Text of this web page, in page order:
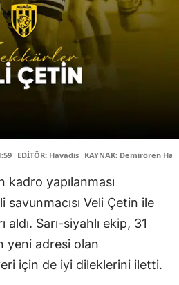
EDİTÖR: Havadis KAYNAK: Demirören
kadro yapılanması
savunmacısı Veli Çetin ile
aldı. Sarı-siyahlı ekip, 31
yeni adresi olan
için de iyi dileklerini iletti.